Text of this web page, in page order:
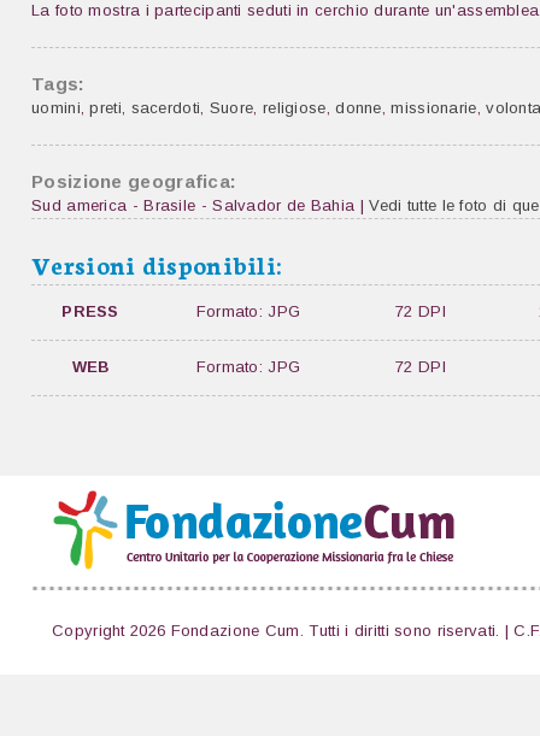
La foto mostra i partecipanti seduti in cerchio durante
Tags:
uomini,preti, sacerdoti, Suore, religiose,donne,missionarie,
Posizione geografica:
Sud america - Brasile - Salvador de Bahia |Vedi tutte le foto di
Versioni disponibili:
PRESS Formato: JPG 72 DPI
WEB Formato: JPG 72 DPI
Copyright 2026 Fondazione Cum. Tutti i diritti sono riservati. |